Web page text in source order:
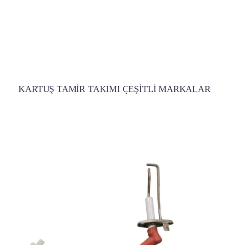
KARTUŞ TAMİR TAKIMI ÇEŞİTLİ MARKALAR